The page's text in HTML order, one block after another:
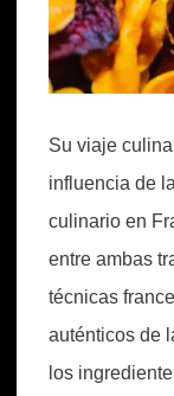
Su viaje
influencia de
culinario en
entre ambas
técnicas
auténticos de
los